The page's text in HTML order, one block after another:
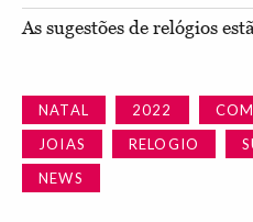
As sugestões de relógios
NATAL 2022
JOIAS
RELOGIO
NEWS